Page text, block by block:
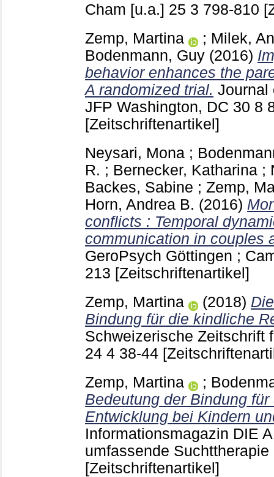
Cham [u.a.] 25 3 798-810
Zemp, Martina
; Milek,
Bodenmann, Guy (2016)
behavior enhances the
A randomized trial. Journal
JFP Washington, DC 30 8
[Zeitschriftenartikel]
Neysari, Mona ;
R. ; Bernecker, Katharina ;
Backes, Sabine ; Zemp,
Horn, Andrea B. (2016)
conflicts : Temporal
communication in couples
GeroPsych Göttingen ;
213 [Zeitschriftenartikel]
Zemp, Martina
(2018)
Bindung für die kindliche
Schweizerische Zeitschrift
24 4 38-44
Zemp, Martina
;
Bedeutung der Bindung
Entwicklung bei Kindern
Informationsmagazin DIE
umfassende
[Zeitschriftenartikel]